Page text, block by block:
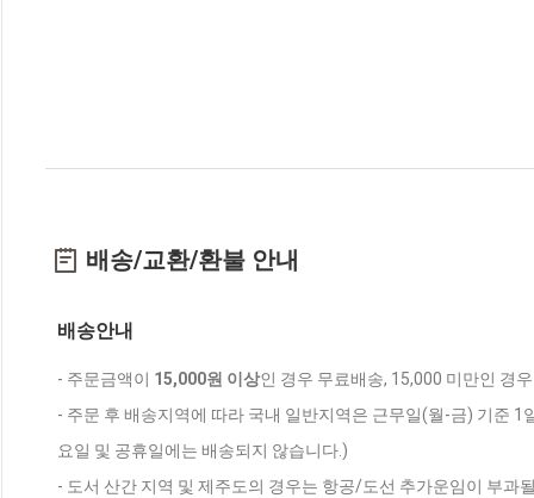
배송/교환/환불 안내
배송안내
- 주문금액이 15,000원 이상인 경우 무료배송, 15,000 미만인 경
- 주문 후 배송지역에 따라 국내 일반지역은 근무일(월-금) 기준
요일 및 공휴일에는 배송되지 않습니다.)
- 도서 산간 지역 및 제주도의 경우는 항공/도선 추가운임이 부과